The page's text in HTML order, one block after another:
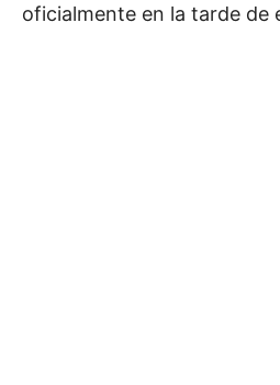
oficialmente en la tarde de